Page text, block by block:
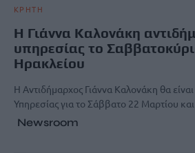
ΚΡΗΤΗ
Η Γιάννα Καλονάκη
υπηρεσίας το
Ηρακλείου
Η Αντιδήμαρχος Γιάννα Καλονάκη θα
Υπηρεσίας για το Σάββατο 22 Μαρτίου
Newsroom